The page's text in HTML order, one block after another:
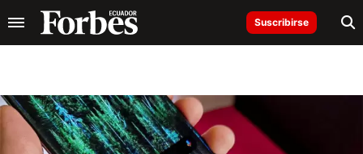
Suscribirse